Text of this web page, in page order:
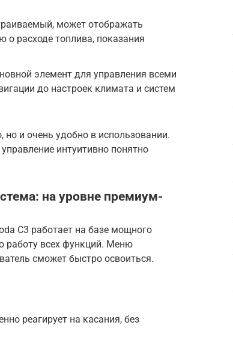
может отображать
о расходе топлива, показания
элемент для управления всеми
до настроек климата и систем
и очень удобно в использовании.
интуитивно понятно
на уровне премиум-
C3 работает на базе мощного
работу всех функций. Меню
сможет быстро освоиться.
реагирует на касания, без